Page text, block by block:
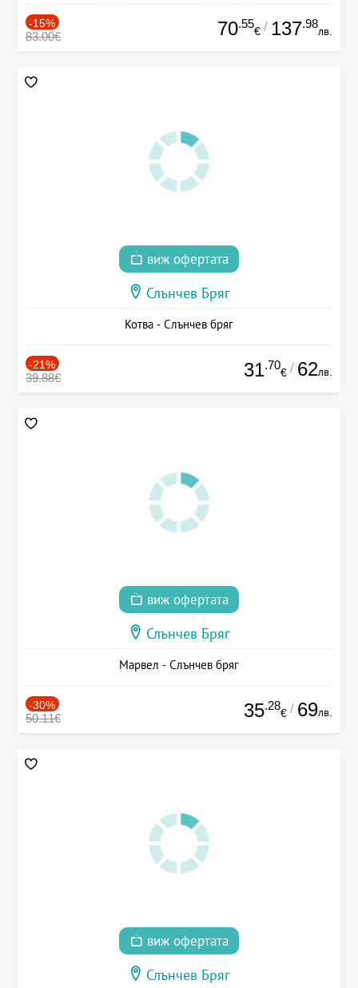
-15%
83.00€ 70.55
€ / 137.98
лв.
виж офертата
Слънчев Бряг
Котва - Слънчев бряг
-21%
39.88€ 31.70
€ / 62лв.
виж офертата
Слънчев Бряг
Марвел - Слънчев бряг
-30%
50.11€ 35.28
€ / 69лв.
виж офертата
Слънчев Бряг